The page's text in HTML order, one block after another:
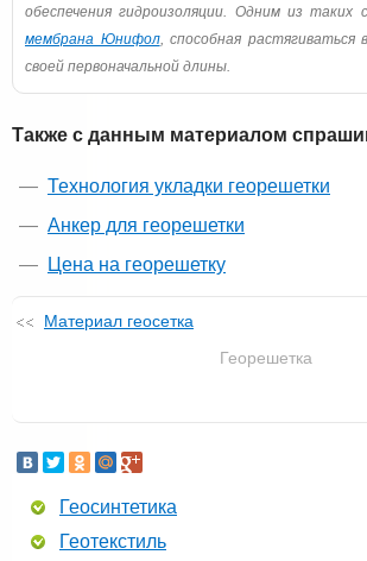
обеспечения гидроизоляции. Одним из таких
мембрана Юнифол, способная
своей первоначальной длины.
Также с данным материалом
Технология укладки георешетки
Анкер для георешетки
Цена на георешетку
Материал геосетка
Георешетка
Геосинтетика
Геотекстиль